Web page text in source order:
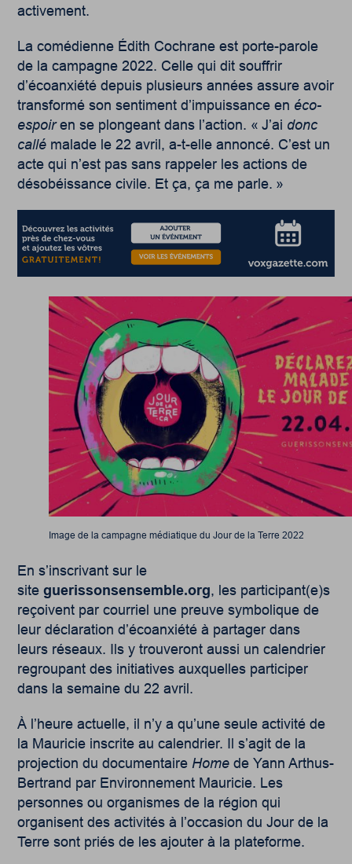
activement.
La comédienne Édith Cochrane est porte-parole
de la campagne 2022. Celle qui dit souffrir
d’écoanxiété depuis plusieurs années assure avoir
transformé son sentiment d’impuissance en éco-
espoiren se plongeant dans l’action. « J’ai donc
callé malade le 22 avril, a-t-elle annoncé. C’est un
acte qui n’est pas sans rappeler les actions de
désobéissance civile. Et ça, ça me parle. »
Image de la campagne médiatique du Jour de la Terre 2022
En s’inscrivant sur le
siteguerissonsensemble.org, les participant(e)s
reçoivent par courriel une preuve symbolique de
leur déclaration d’écoanxiété à partager dans
leurs réseaux. Ils y trouveront aussi un calendrier
regroupant des initiatives auxquelles participer
dans la semaine du 22 avril.
À l’heure actuelle, il n’y a qu’une seule activité de
la Mauricie inscrite au calendrier. Il s’agit de la
projection du documentaire Home de Yann Arthus-
Bertrand par Environnement Mauricie. Les
personnes ou organismes de la région qui
organisent des activités à l’occasion du Jour de la
Terre sont priés de les ajouter à la plateforme.